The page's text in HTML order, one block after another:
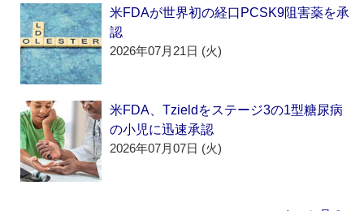
米FDAが世界初の経口PCSK9阻害薬を承
認
2026年07月21日 (火)
米FDA、Tzieldをステージ3の1型糖尿病
の小児に迅速承認
2026年07月07日 (火)